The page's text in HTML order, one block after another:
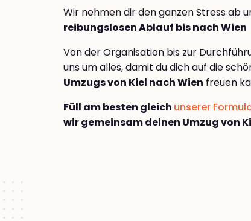
Wir nehmen dir den ganzen Stress ab
reibungslosen Ablauf bis nach Wien
Von der Organisation bis zur
uns um alles, damit du dich auf die
Umzugs von Kiel nach Wien freuen
Füll am besten gleich unserer
wir gemeinsam deinen Umzug von